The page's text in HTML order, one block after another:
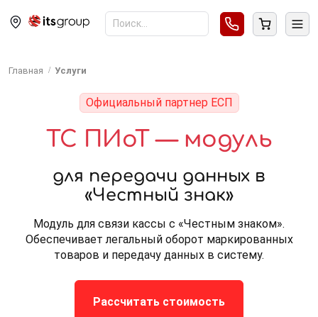
Главная Услуги
Официальный партнер ЕСП
ТС ПИоТ — модуль
для передачи данных в
«Честный знак»
Модуль для связи кассы с «Честным знаком».
Обеспечивает легальный оборот маркированных
товаров и передачу данных в систему.
Рассчитать стоимость